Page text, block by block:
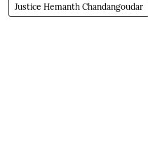
Justice Hemanth Chandangoudar